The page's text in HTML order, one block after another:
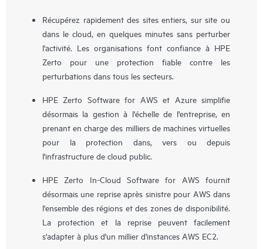
Récupérez rapidement des sites entiers, sur site ou
dans le cloud, en quelques minutes sans perturber
l'activité. Les organisations font confiance à HPE
Zerto pour une protection fiable contre les
perturbations dans tous les secteurs.
HPE Zerto Software for AWS et Azure simplifie
désormais la gestion à l'échelle de l'entreprise, en
prenant en charge des milliers de machines virtuelles
pour la protection dans, vers ou depuis
l'infrastructure de cloud public.
HPE Zerto In-Cloud Software for AWS fournit
désormais une reprise après sinistre pour AWS dans
l'ensemble des régions et des zones de disponibilité.
La protection et la reprise peuvent facilement
s'adapter à plus d'un millier d'instances AWS EC2.